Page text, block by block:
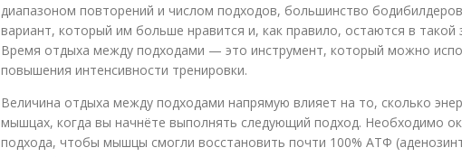
диапазоном повторений и числом подходов, большинство
вариант, который им больше нравится и, как правило, остаются в
Время отдыха между подходами — это инструмент, который можно
повышения интенсивности тренировки.
Величина отдыха между подходами напрямую влияет на то, сколько
мышцах, когда вы начнёте выполнять следующий подход. Необходимо
подхода, чтобы мышцы смогли восстановить почти 100% АТФ